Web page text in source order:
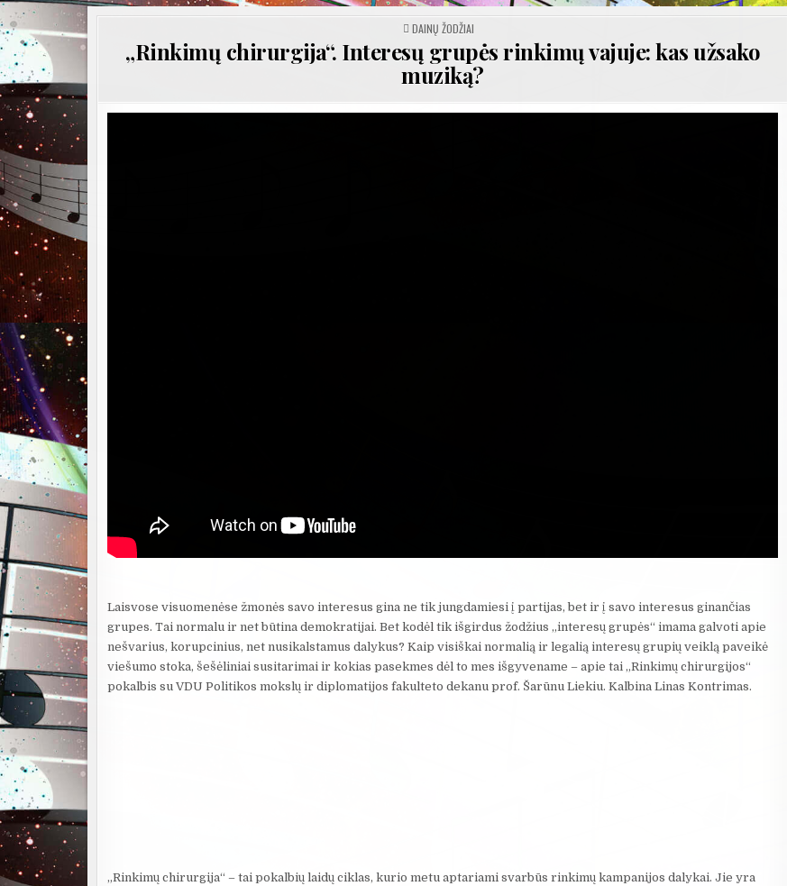
POSTED
IN
DAINŲ ŽODŽIAI
„Rinkimų chirurgija“. Interesų grupės rinkimų vajuje: kas užsako
muziką?
Laisvose visuomenėse žmonės savo interesus gina ne tik jungdamiesi į partijas, bet ir į savo interesus ginančias
grupes. Tai normalu ir net būtina demokratijai. Bet kodėl tik išgirdus žodžius „interesų grupės“ imama galvoti apie
nešvarius, korupcinius, net nusikalstamus dalykus? Kaip visiškai normalią ir legalią interesų grupių veiklą paveikė
viešumo stoka, šešėliniai susitarimai ir kokias pasekmes dėl to mes išgyvename – apie tai „Rinkimų chirurgijos“
pokalbis su VDU Politikos mokslų ir diplomatijos fakulteto dekanu prof. Šarūnu Liekiu. Kalbina Linas Kontrimas.
„Rinkimų chirurgija“ – tai pokalbių laidų ciklas, kurio metu aptariami svarbūs rinkimų kampanijos dalykai. Jie yra